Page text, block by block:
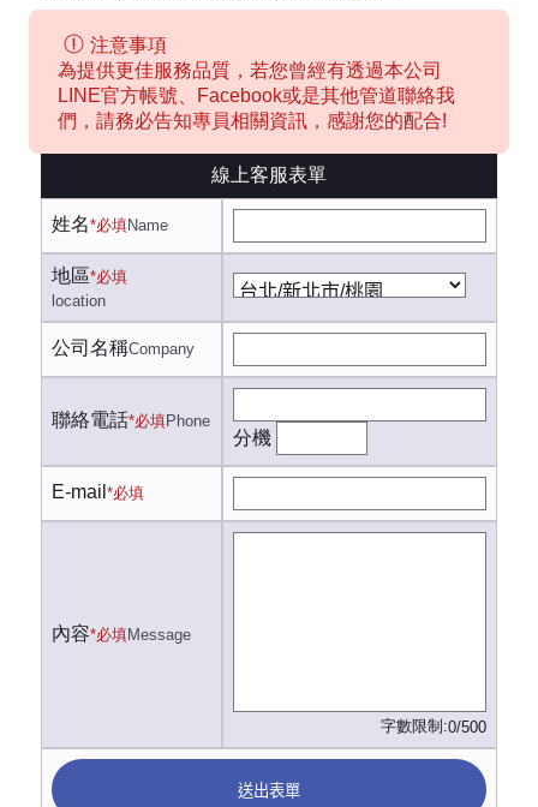
注意事項
為提供更佳服務品質，若您曾經有透過本公司
LINE官方帳號、Facebook或是其他管道聯絡我
們，請務必告知專員相關資訊，感謝您的配合!
線上客服表單
姓名*必填Name
地區*必填
location
公司名稱Company
聯絡電話*必填Phone
分機
E-mail *必填
內容*必填Message
字數限制:0/500
送出表單